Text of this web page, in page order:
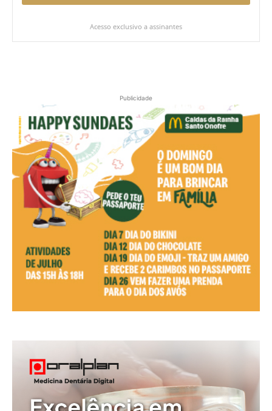
Acesso exclusivo a assinantes
Publicidade